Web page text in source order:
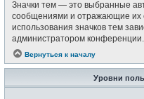
Значки тем — это выбранные
сообщениями и отражающие их
использования значков тем
администратором конференции.
Вернуться к началу
Уровни